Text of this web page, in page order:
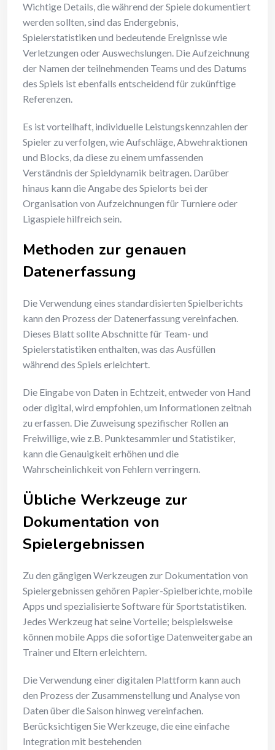
Wichtige Details, die während der Spiele dokumentiert
werden sollten, sind das Endergebnis,
Spielerstatistiken und bedeutende Ereignisse wie
Verletzungen oder Auswechslungen. Die Aufzeichnung
der Namen der teilnehmenden Teams und des Datums
des Spiels ist ebenfalls entscheidend für zukünftige
Referenzen.
Es ist vorteilhaft, individuelle Leistungskennzahlen der
Spieler zu verfolgen, wie Aufschläge, Abwehraktionen
und Blocks, da diese zu einem umfassenden
Verständnis der Spieldynamik beitragen. Darüber
hinaus kann die Angabe des Spielorts bei der
Organisation von Aufzeichnungen für Turniere oder
Ligaspiele hilfreich sein.
Methoden zur genauen
Datenerfassung
Die Verwendung eines standardisierten Spielberichts
kann den Prozess der Datenerfassung vereinfachen.
Dieses Blatt sollte Abschnitte für Team- und
Spielerstatistiken enthalten, was das Ausfüllen
während des Spiels erleichtert.
Die Eingabe von Daten in Echtzeit, entweder von Hand
oder digital, wird empfohlen, um Informationen zeitnah
zu erfassen. Die Zuweisung spezifischer Rollen an
Freiwillige, wie z.B. Punktesammler und Statistiker,
kann die Genauigkeit erhöhen und die
Wahrscheinlichkeit von Fehlern verringern.
Übliche Werkzeuge zur
Dokumentation von
Spielergebnissen
Zu den gängigen Werkzeugen zur Dokumentation von
Spielergebnissen gehören Papier-Spielberichte, mobile
Apps und spezialisierte Software für Sportstatistiken.
Jedes Werkzeug hat seine Vorteile; beispielsweise
können mobile Apps die sofortige Datenweitergabe an
Trainer und Eltern erleichtern.
Die Verwendung einer digitalen Plattform kann auch
den Prozess der Zusammenstellung und Analyse von
Daten über die Saison hinweg vereinfachen.
Berücksichtigen Sie Werkzeuge, die eine einfache
Integration mit bestehenden